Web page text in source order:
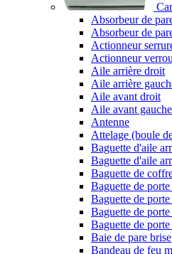
Absorbeur de
Absorbeur de
Actionneur
Actionneur
Aile arrière droit
Aile arrière
Aile avant droit
Aile avant gauche
Antenne
Attelage (boule
Baguette d'aile
Baguette d'aile
Baguette de
Baguette de
Baguette de
Baguette de
Baguette de
Baie de pare brise
Bandeau de feu